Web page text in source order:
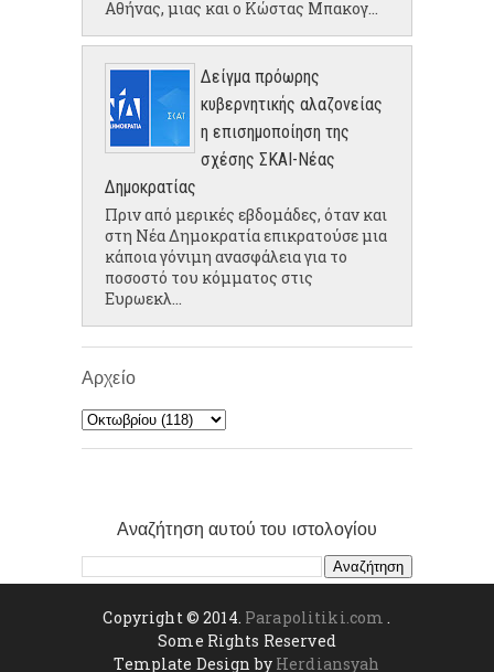
Αθήνας, μιας και ο Κώστας Μπακογ...
Δείγμα πρόωρης
κυβερνητικής αλαζονείας
η επισημοποίηση της
σχέσης ΣΚΑΙ-Νέας
Δημοκρατίας
Πριν από μερικές εβδομάδες, όταν και
στη Νέα Δημοκρατία επικρατούσε μια
κάποια γόνιμη ανασφάλεια για το
ποσοστό του κόμματος στις
Ευρωεκλ...
Αρχείο
Αναζήτηση αυτού του ιστολογίου
Copyright © 2014. Parapolitiki.com .
Some Rights Reserved
Template Design by Herdiansyah